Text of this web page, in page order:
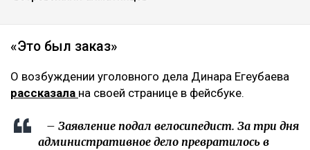
«Это был заказ»
О возбуждении уголовного дела Динара Егеубаева
рассказала на своей странице в фейсбуке.
– Заявление подал велосипедист. За три дня
административное дело превратилось в